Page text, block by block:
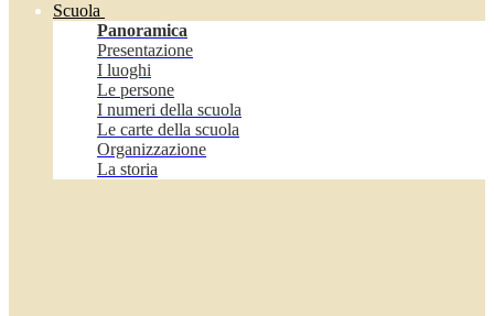
Scuola
Panoramica
Presentazione
I luoghi
Le persone
I numeri della scuola
Le carte della scuola
Organizzazione
La storia